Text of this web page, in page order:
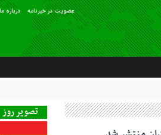
درباره ما عضويت در خبرنامه
تصویر روز